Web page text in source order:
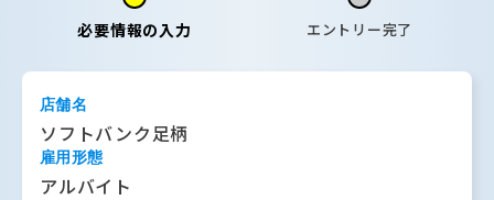
必要情報の入力 エントリー完了
店舗名
ソフトバンク足柄
雇用形態
アルバイト